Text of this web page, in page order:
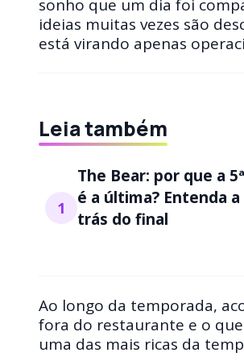
sonho que um dia foi
ideias muitas vezes são
está virando apenas
Leia também
1
The Bear: por que a
é a última? Entenda
trás do final
Ao longo da temporada,
fora do restaurante e o
uma das mais ricas da